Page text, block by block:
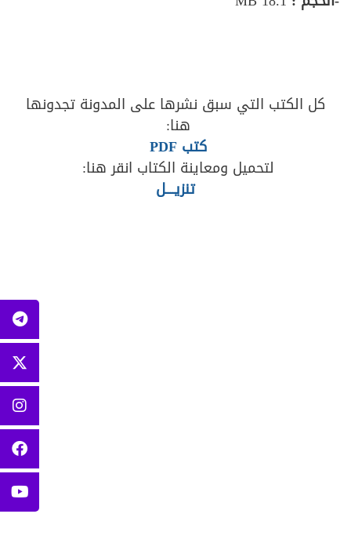
كل الكتب التي سبق نشرها على المدونة تجدونها
هنا:
كتب PDF
لتحميل ومعاينة الكتاب انقر هنا:
تنزيــــل